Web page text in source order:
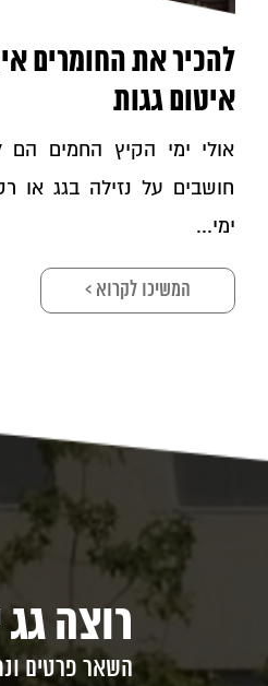
להכיר את החומרים
איטום גגות
אולי ימי הקיץ החמים הם
חושבים על נזילה בגג או
ימי...
המשיכו לקרוא >
רוצה
השאר פרטים